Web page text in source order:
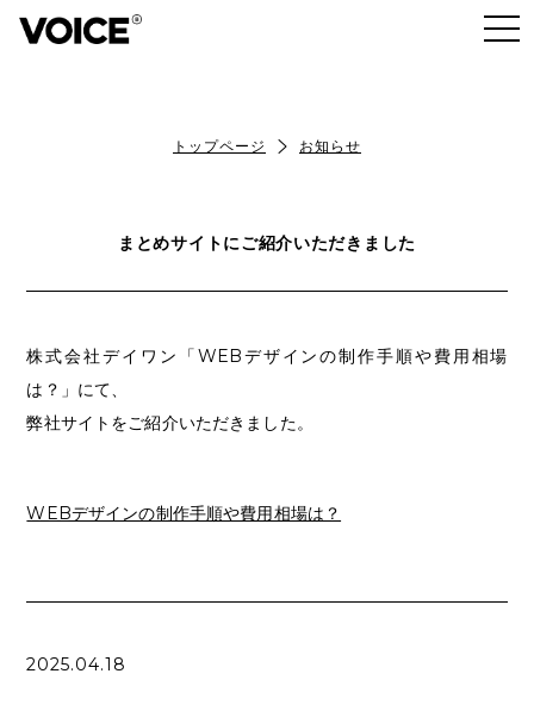
トップページ お知らせ
まとめサイトにご紹介いただきました
株式会社デイワン「WEBデザインの制作手順や費用相場
は？」にて、
弊社サイトをご紹介いただきました。
WEBデザインの制作手順や費用相場は？
2025.04.18